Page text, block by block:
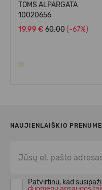
TOMS ALPARGATA
10020656
19,99 € 60.00 (-67%)
NAUJIENLAIŠKIO
Patvirtinu, kad